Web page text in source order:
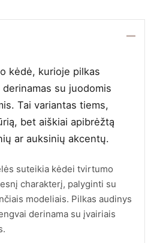
kėdė, kurioje pilkas
su juodomis
Tai variantas tiems,
bet aiškiai apibrėžtą
ar auksinių akcentų.
suteikia kėdei tvirtumo
charakterį, palyginti su
modeliais. Pilkas audinys
derinama su įvairiais